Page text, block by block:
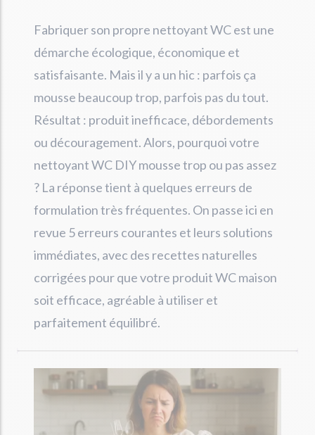
Fabriquer son propre nettoyant WC est une
démarche écologique, économique et
satisfaisante. Mais il y a un hic : parfois ça
mousse beaucoup trop, parfois pas du tout.
Résultat : produit inefficace, débordements
ou découragement. Alors, pourquoi votre
nettoyant WC DIY mousse trop ou pas assez
? La réponse tient à quelques erreurs de
formulation très fréquentes. On passe ici en
revue 5 erreurs courantes et leurs solutions
immédiates, avec des recettes naturelles
corrigées pour que votre produit WC maison
soit efficace, agréable à utiliser et
parfaitement équilibré.